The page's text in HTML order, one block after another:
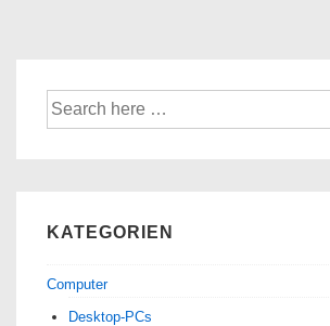
Suche
nach:
KATEGORIEN
Computer
Desktop-PCs